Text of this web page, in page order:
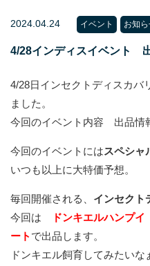
2024.04.24 イベント お知
4/28インディスイベント
4/28日インセクトディスカバ
ました。
今回のイベント内容 出品情
今回のイベントにはスペシャ
いつも以上に大特価予想。
毎回開催される、 インセクト
今回は
ドンキエルハンプ
ート で出品します。
ドンキエル飼育してみたい